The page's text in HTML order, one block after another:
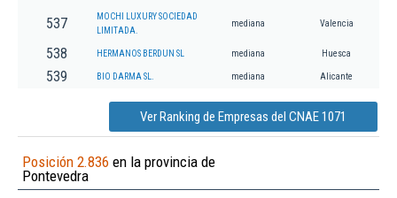
537
MOCHI LUXURY SOCIEDAD
LIMITADA.
mediana Valencia
538 HERMANOS BERDUN SL mediana Huesca
539 BIO DARMA SL. mediana Alicante
Ver Ranking de Empresas del CNAE 1071
Posición 2.836 en la provincia de
Pontevedra